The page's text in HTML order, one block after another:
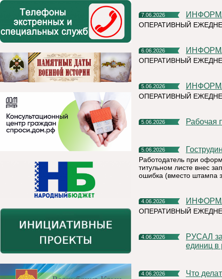
7.06.2026
ОПЕРАТИВНЫЙ
6.06.2026
ОПЕРАТИВНЫЙ
5.06.2026
ОПЕРАТИВНЫЙ
5.06.2026
5.06.2026
Работодатель при
титульном листе внес
ошибка (вместо штампа
4.06.2026
ОПЕРАТИВНЫЙ
4.06.2026
РУСАЛ заключил крупнейшую сделку по продаже углеродных
единиц в
4.06.2026 Что